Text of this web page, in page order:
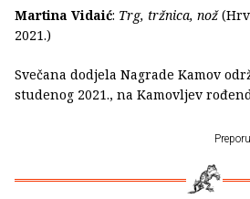
Martina Vidaić: Trg, tržnica, nož
2021.)
Svečana dodjela Nagrade Kamov
studenog 2021., na Kamovljev